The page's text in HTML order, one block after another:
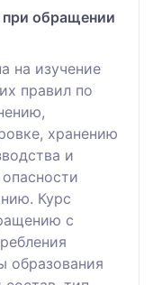
обращении
на изучение
правил по
хранению
и
Курс
с
образования